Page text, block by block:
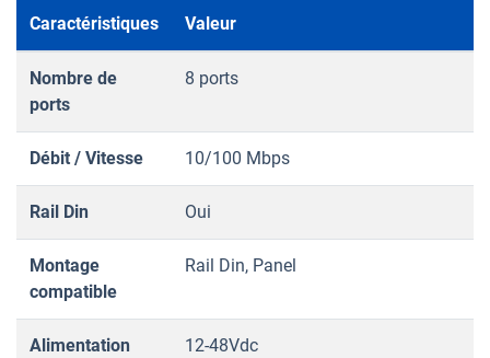
Caractéristiques Valeur
Nombre de
ports
8 ports
Débit / Vitesse 10/100 Mbps
Rail Din Oui
Montage
compatible
Rail Din, Panel
Alimentation 12-48Vdc